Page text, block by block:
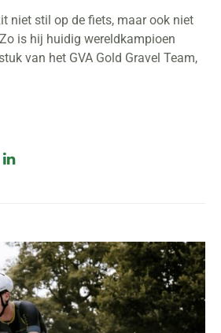
niet stil op de fiets, maar ook niet
is hij huidig wereldkampioen
van het GVA Gold Gravel Team,